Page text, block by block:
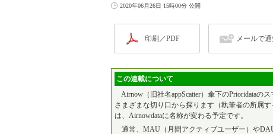
2020年06月26日 15時00分 公開
印刷／PDF メールで通
この連載について
Airnow（旧社名appScatter）傘下のPrioridataの
さまざまな切り口から探ります（執筆者の所属
は、Airnowdataに名称が変わる予定です。
通常、MAU（月間アクティブユーザー）や